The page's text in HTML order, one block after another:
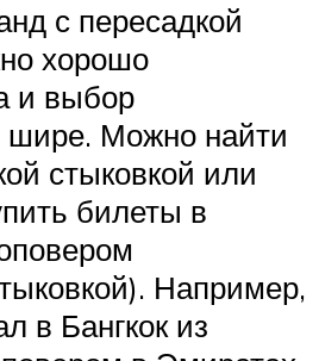
с пересадкой
хорошо
и выбор
шире. Можно найти
стыковкой или
билеты в
Например,
в Бангкок из